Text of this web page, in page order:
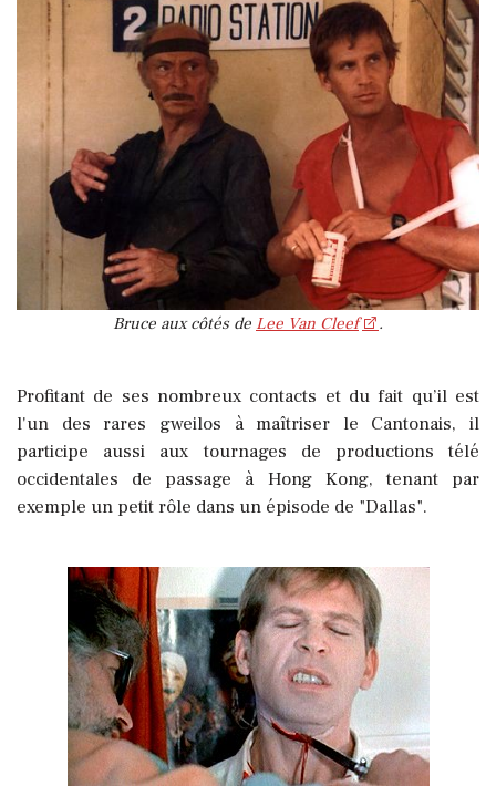
Bruce aux côtés de Lee Van Cleef .
Profitant de ses nombreux contacts et du fait qu’il est
l'un des rares gweilos à maîtriser le Cantonais, il
participe aussi aux tournages de productions télé
occidentales de passage à Hong Kong, tenant par
exemple un petit rôle dans un épisode de "Dallas".